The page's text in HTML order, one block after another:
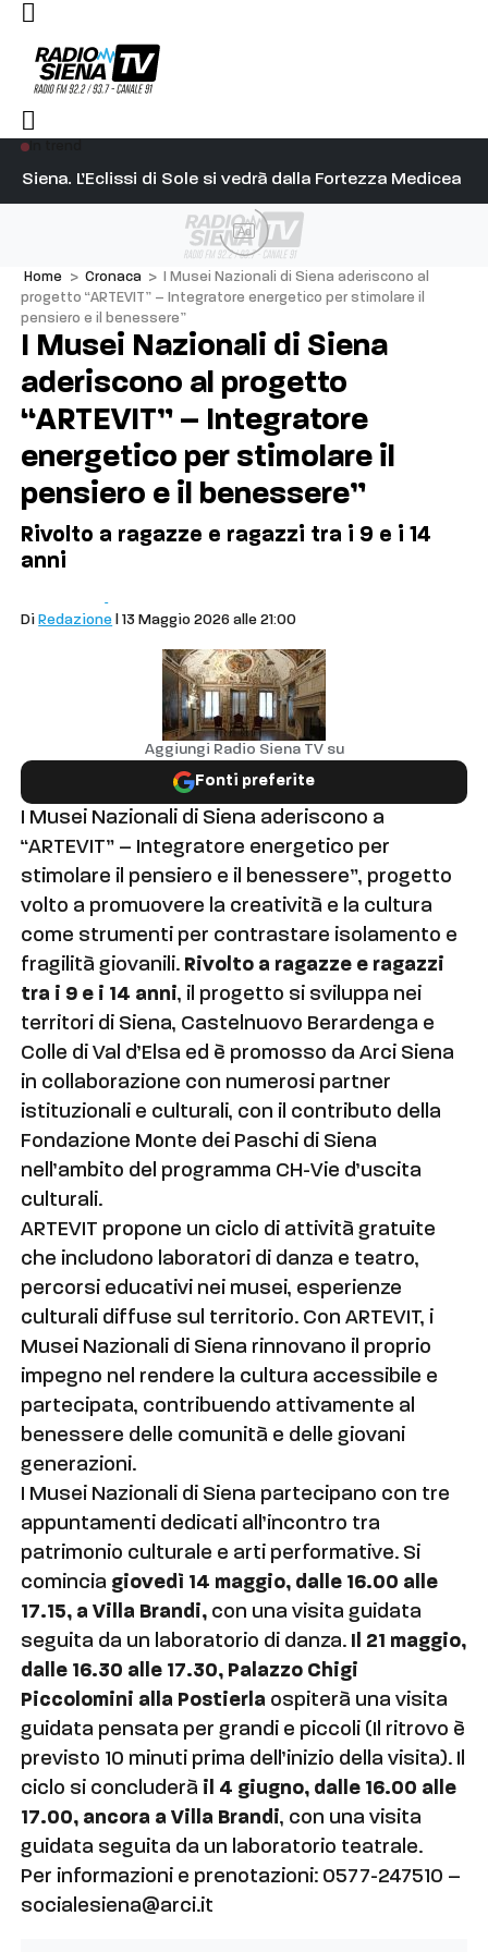
Siena. L’Eclissi di Sole si vedrà dalla Fortezza Medicea
su Diosu sono state poco corrette”
Ad
Home > Cronaca >
I Musei Nazionali di Siena aderiscono al
progetto “ARTEVIT” – Integratore energetico per stimolare il
pensiero e il benessere”
I Musei Nazionali di Siena
aderiscono al progetto
“ARTEVIT” – Integratore
energetico per stimolare il
pensiero e il benessere”
Rivolto a ragazze e ragazzi tra i 9 e i 14
anni
Di Redazione | 13 Maggio 2026 alle 21:00
Aggiungi Radio Siena TV su
Fonti preferite
I Musei Nazionali di Siena aderiscono a
“ARTEVIT” – Integratore energetico per
stimolare il pensiero e il benessere”, progetto
volto a promuovere la creatività e la cultura
come strumenti per contrastare isolamento e
fragilità giovanili. Rivolto a ragazze e ragazzi
tra i 9 e i 14 anni, il progetto si sviluppa nei
territori di Siena, Castelnuovo Berardenga e
Colle di Val d’Elsa ed è promosso da Arci Siena
in collaborazione con numerosi partner
istituzionali e culturali, con il contributo della
Fondazione Monte dei Paschi di Siena
nell’ambito del programma CH-Vie d’uscita
culturali.
ARTEVIT propone un ciclo di attività gratuite
che includono laboratori di danza e teatro,
percorsi educativi nei musei, esperienze
culturali diffuse sul territorio. Con ARTEVIT, i
Musei Nazionali di Siena rinnovano il proprio
impegno nel rendere la cultura accessibile e
partecipata, contribuendo attivamente al
benessere delle comunità e delle giovani
generazioni.
I Musei Nazionali di Siena partecipano con tre
appuntamenti dedicati all’incontro tra
patrimonio culturale e arti performative. Si
comincia giovedì 14 maggio, dalle 16.00 alle
17.15, a Villa Brandi, con una visita guidata
seguita da un laboratorio di danza.
Il 21 maggio,
dalle 16.30 alle 17.30, Palazzo Chigi
Piccolomini alla Postierla ospiterà una visita
guidata pensata per grandi e piccoli (Il ritrovo è
previsto 10 minuti prima dell’inizio della visita). Il
ciclo si concluderà il 4 giugno, dalle 16.00 alle
17.00, ancora a Villa Brandi, con una visita
guidata seguita da un laboratorio teatrale.
Per informazioni e prenotazioni: 0577-247510 –
socialesiena@arci.it